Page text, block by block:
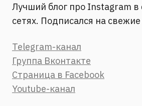
Лучший блог про Instagram в
сетях. Подписался на свежие
Telegram-канал
Группа Вконтакте
Страница в Facebook
Youtube-канал